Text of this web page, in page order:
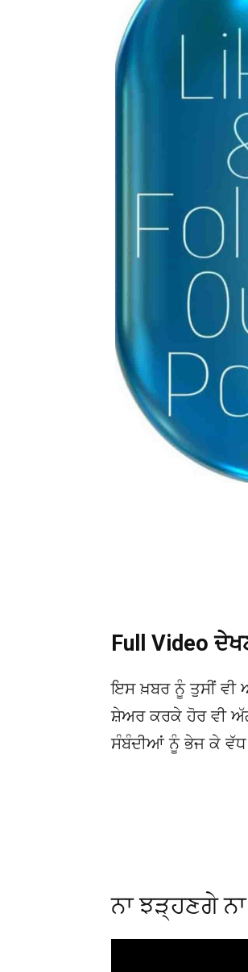
Full Video
ਇਸ ਖ਼ਬਰ ਨੂੰ ਤੁਸੀਂ ਵੀ
ਸ਼ੇਅਰ ਕਰਕੇ ਹੋਰ ਵੀ
ਸੰਬੰਦੀਆਂ ਨੂੰ ਭੇਜ ਕੇ ਵੱਧ
ਨਾ ਝੜ੍ਹਣਗੇ